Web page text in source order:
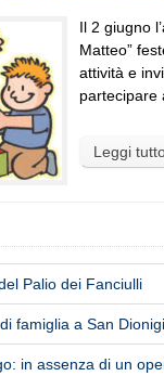
Il 2 giugno
Matteo”
attività e
partecipare
Leggi
Palio dei Fanciulli
famiglia a San Dionigi
in assenza di un